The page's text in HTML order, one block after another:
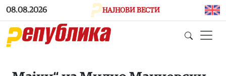
Skip to main content
08.08.2026 НАЈНОВИ ВЕСТИ